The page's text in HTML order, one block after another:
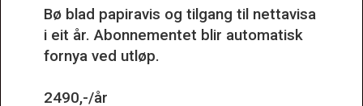
Bø blad papiravis og tilgang til nettavisa
i eit år. Abonnementet blir automatisk
fornya ved utløp.
2490,-/år